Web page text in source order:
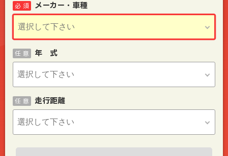
メーカー・車種
必 須
年 式
任 意
走行距離
任 意